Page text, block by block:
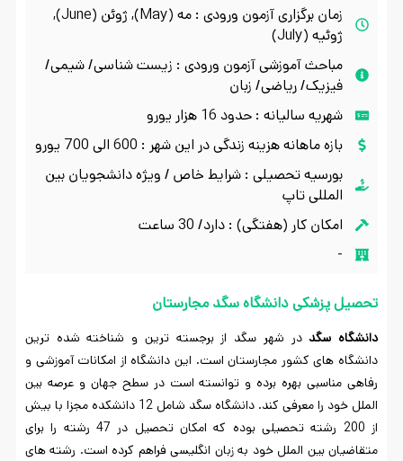
زمان برگزاری آزمون ورودی : مه (May), ژوئن (June),
ژوئیه (July)
مباحث آموزشی آزمون ورودی : زیست شناسی/ شیمی/
فیزیک/ ریاضی/ زبان
شهریه سالیانه : حدود 16 هزار یورو
بازه ماهانه هزینه زندگی در این شهر : 600 الی 700 یورو
بورسیه تحصیلی : شرایط خاص / ویژه دانشجویان بین
المللی تاپ
امکان کار (هفتگی) : دارد/ 30 ساعت
-
تحصیل پزشکی دانشگاه سگد مجارستان
دانشگاه سگد در شهر سگد از برجسته ترین و شناخته شده ترین
دانشگاه های کشور مجارستان است. این دانشگاه از امکانات آموزشی و
رفاهی مناسبی بهره برده و توانسته است در سطح جهان و عرصه بین
الملل خود را معرفی کند. دانشگاه سگد شامل 12 دانشکده مجزا با بیش
از 200 رشته تحصیلی بوده که امکان تحصیل در 47 رشته را برای
متقاضیان بین الملل خود به زبان انگلیسی فراهم کرده است. رشته های